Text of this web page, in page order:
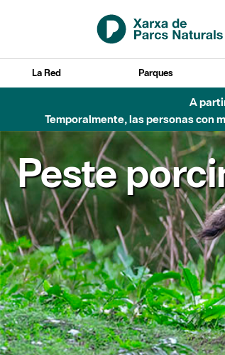
Saltar al contenido principal
La Red Parques
A
Temporalmente, las personas con
Peste